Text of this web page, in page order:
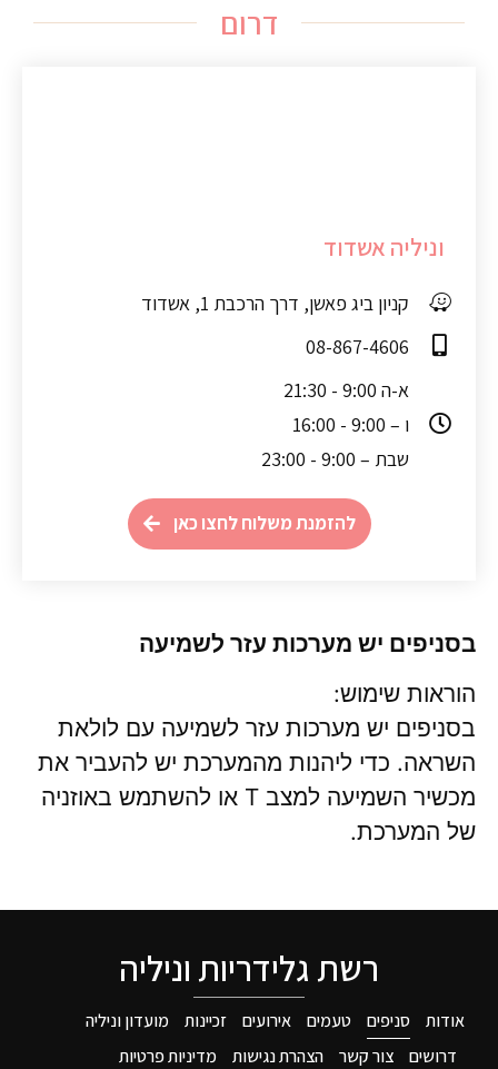
דרום
וניליה אשדוד
קניון ביג פאשן, דרך הרכבת 1, אשדוד
08-867-4606
א-ה 9:00 - 21:30
ו – 9:00 - 16:00
שבת – 9:00 - 23:00
להזמנת משלוח לחצו כאן
בסניפים יש מערכות עזר לשמיעה
הוראות שימוש:
בסניפים יש מערכות עזר לשמיעה עם לולאת
השראה. כדי ליהנות מהמערכת יש להעביר את
מכשיר השמיעה למצב T או להשתמש באוזניה
של המערכת.
רשת גלידריות וניליה
אודות סניפים טעמים אירועים זכיינות
מועדון וניליה
דרושים
צור קשר הצהרת נגישות מדיניות פרטיות